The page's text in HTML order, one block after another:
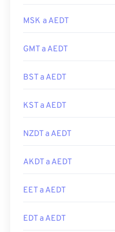
MSK a AEDT
GMT a AEDT
BST a AEDT
KST a AEDT
NZDT a AEDT
AKDT a AEDT
EET a AEDT
EDT a AEDT